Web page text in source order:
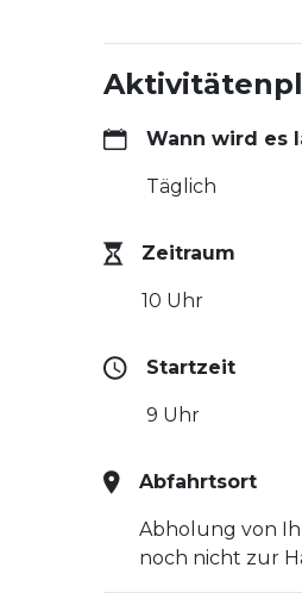
Wann wird es
Täglich
Zeitraum
10 Uhr
Startzeit
9 Uhr
Abfahrtsort
Abholung von
noch nicht zur